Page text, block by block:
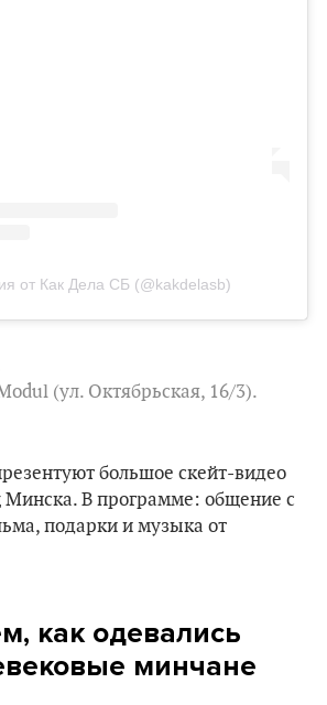
от Как Дела СБ (@kakdelasb)
(ул. Октябрьская, 16/3).
большое скейт-видео
В программе: общение с
подарки и музыка от
как одевались
минчане